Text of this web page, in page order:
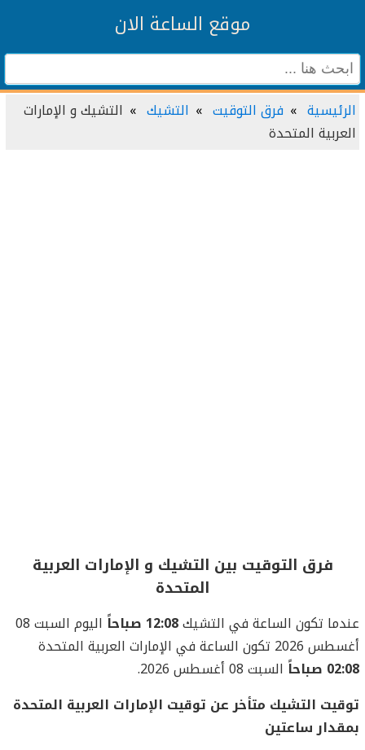
موقع الساعة الان
الرئيسية فرق التوقيت التشيك
التشيك و الإمارات
العربية المتحدة
فرق التوقيت بين التشيك و الإمارات العربية
المتحدة
عندما تكون الساعة في التشيك12:08 صباحاً
اليوم السبت 08
أغسطس 2026 تكون الساعة في الإمارات العربية المتحدة
02:08 صباحاً
السبت 08 أغسطس 2026.
توقيت التشيك متأخر عن توقيت الإمارات العربية المتحدة
بمقدار ساعتين